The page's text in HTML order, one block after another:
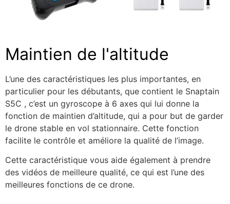
Maintien de l'altitude
L’une des caractéristiques les plus importantes, en
particulier pour les débutants, que contient le Snaptain
S5C , c’est un gyroscope à 6 axes qui lui donne la
fonction de maintien d’altitude, qui a pour but de garder
le drone stable en vol stationnaire. Cette fonction
facilite le contrôle et améliore la qualité de l’image.
Cette caractéristique vous aide également à prendre
des vidéos de meilleure qualité, ce qui est l’une des
meilleures fonctions de ce drone.